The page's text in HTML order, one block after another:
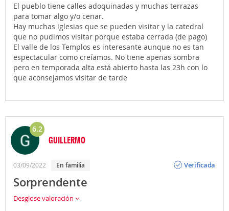
El pueblo tiene calles adoquinadas y muchas terrazas
para tomar algo y/o cenar.
Hay muchas iglesias que se pueden visitar y la catedral
que no pudimos visitar porque estaba cerrada (de pago)
El valle de los Templos es interesante aunque no es tan
espectacular como creíamos. No tiene apenas sombra
pero en temporada alta está abierto hasta las 23h con lo
que aconsejamos visitar de tarde
6.2
GUILLERMO
03/09/2022 En familia
Verificada
Sorprendente
Desglose valoración